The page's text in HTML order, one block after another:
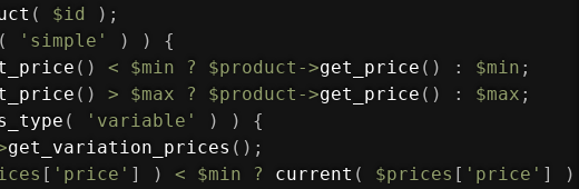
( $id ) ;
( 'simple' ) )
{
( ) < $min ? $product ->get_price ( ) : $min ;
( ) > $max ? $product ->get_price ( ) : $max ;
( 'variable' ) )
{
get_variation_prices ( ) ;
[ 'price' ] ) < $min ? current ( $prices [ 'price' ] )